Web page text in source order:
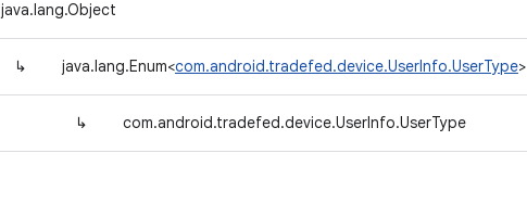
java.lang.Object
↳ java.lang.Enum<com.android.tradefed.device.UserInfo.UserType>
↳ com.android.tradefed.device.UserInfo.UserType